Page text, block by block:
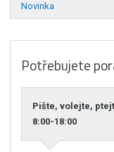
Novinka
Potřebujete
Pište, volejte,
8:00-18:00